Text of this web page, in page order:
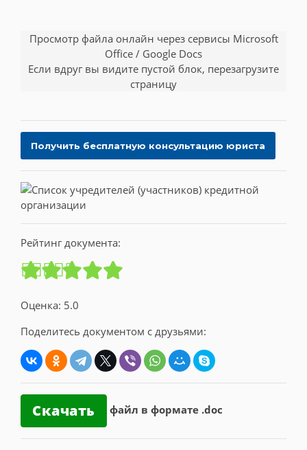
Просмотр файла онлайн через сервисы Microsoft
Office / Google Docs
Если вдруг вы видите пустой блок, перезагрузите
страницу
Рейтинг документа:
Оценка: 5.0
Поделитесь документом с друзьями:
Скачать файл в формате .doc